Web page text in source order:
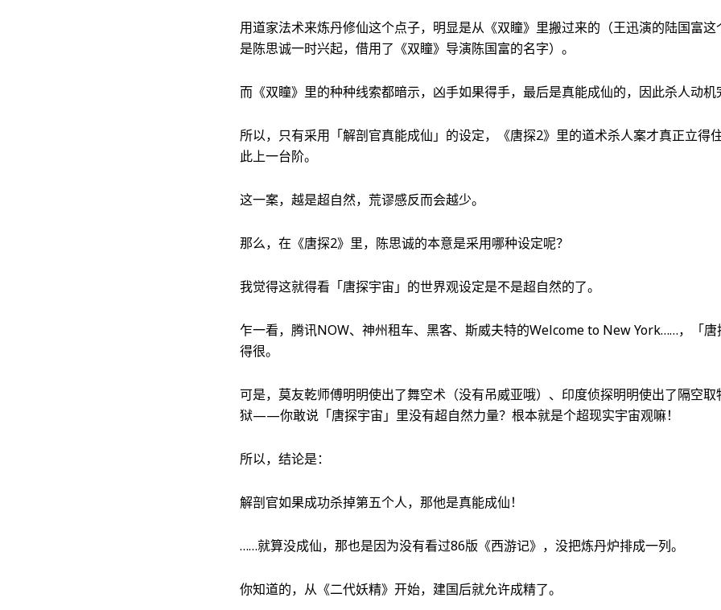
用道家法术来炼丹修仙这个点子，明显是从《双瞳》里搬过来的（王迅演的陆国富
是陈思诚一时兴起，借用了《双瞳》导演陈国富的名字）。
而《双瞳》里的种种线索都暗示，凶手如果得手，最后是真能成仙的，因此杀人动机
所以，只有采用「解剖官真能成仙」的设定，《唐探2》里的道术杀人案才真正立得
此上一台阶。
这一案，越是超自然，荒谬感反而会越少。
那么，在《唐探2》里，陈思诚的本意是采用哪种设定呢？
我觉得这就得看「唐探宇宙」的世界观设定是不是超自然的了。
乍一看，腾讯NOW、神州租车、黑客、斯威夫特的Welcome to New York……，「
得很。
可是，莫友乾师傅明明使出了舞空术（没有吊威亚哦）、印度侦探明明使出了隔空取
狱——你敢说「唐探宇宙」里没有超自然力量？根本就是个超现实宇宙观嘛！
所以，结论是：
解剖官如果成功杀掉第五个人，那他是真能成仙！
……就算没成仙，那也是因为没有看过86版《西游记》，没把炼丹炉排成一列。
你知道的，从《二代妖精》开始，建国后就允许成精了。